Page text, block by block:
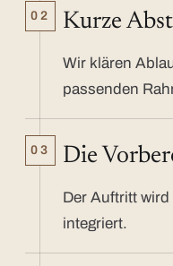
02 Kurze
Wir klären
passenden
03 Die
Der Auftritt
integriert.